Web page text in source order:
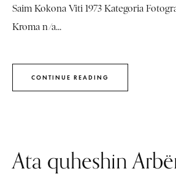
Saim Kokona Viti 1973 Kategoria
Kroma n/a...
CONTINUE READING
Ata quheshin